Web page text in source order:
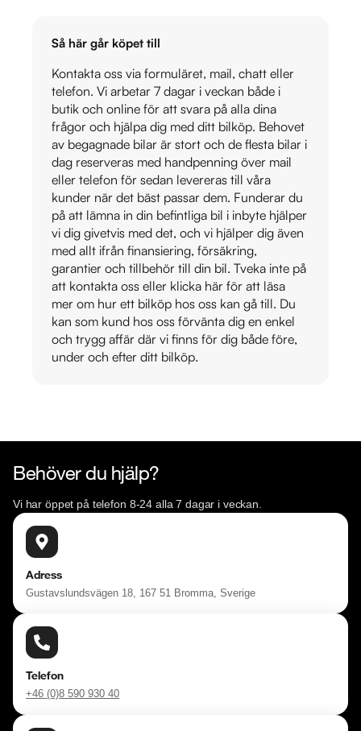
Så här går köpet till
Kontakta oss via formuläret, mail, chatt eller
telefon. Vi arbetar 7 dagar i veckan både i
butik och online för att svara på alla dina
frågor och hjälpa dig med ditt bilköp. Behovet
av begagnade bilar är stort och de flesta bilar i
dag reserveras med handpenning över mail
eller telefon för sedan levereras till våra
kunder när det bäst passar dem. Funderar du
på att lämna in din befintliga bil i inbyte hjälper
vi dig givetvis med det, och vi hjälper dig även
med allt ifrån finansiering, försäkring,
garantier och tillbehör till din bil. Tveka inte på
att kontakta oss eller klicka här för att läsa
mer om hur ett bilköp hos oss kan gå till. Du
kan som kund hos oss förvänta dig en enkel
och trygg affär där vi finns för dig både före,
under och efter ditt bilköp.
Behöver du hjälp?
Vi har öppet på telefon 8-24 alla 7 dagar i veckan.
Adress
Gustavslundsvägen 18, 167 51 Bromma, Sverige
Telefon
+46 (0)8 590 930 40